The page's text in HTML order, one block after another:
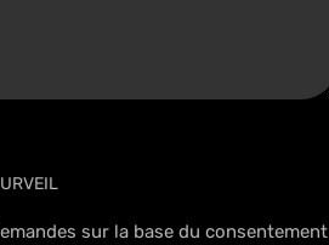
sur la base du consentement